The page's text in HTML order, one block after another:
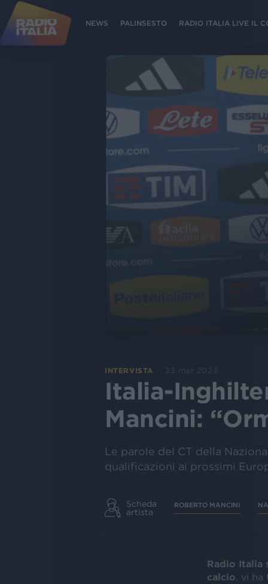
NEWS PALINSESTO RADIO ITALIA LIVE IL
INTERVISTA 23 mar 2023
Italia-
Mancini:
Le parole del CT della
qualificazioni ai prossimi
Scheda
artista
ROBERTO MANCINI
Radio Italia
calcio , vi